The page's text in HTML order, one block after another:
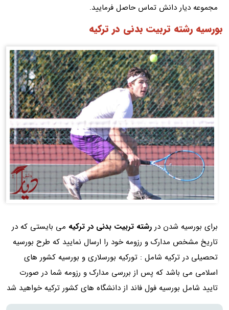
مجموعه دیار دانش تماس حاصل فرمایید.
بورسیه رشته تربیت بدنی در ترکیه
برای بورسیه شدن در رشته تربیت بدنی در ترکیه می بایستی که در
تاریخ مشخص مدارک و رزومه خود را ارسال نمایید که طرح بورسیه
تحصیلی در ترکیه شامل : تورکیه بورسلاری و بورسیه کشور های
اسلامی می باشد که پس از بررسی مدارک و رزومه شما در صورت
تایید شامل بورسیه فول فاند از دانشگاه های کشور ترکیه خواهید شد